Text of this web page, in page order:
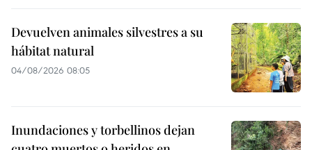
Devuelven animales silvestres a su
hábitat natural
04/08/2026 08:05
Inundaciones y torbellinos dejan